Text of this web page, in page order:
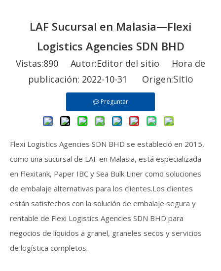
LAF Sucursal en Malasia—Flexi
Logistics Agencies SDN BHD
Vistas:890 Autor:Editor del sitio Hora de
publicación: 2022-10-31 Origen:Sitio
Preguntar
Flexi Logistics Agencies SDN BHD se estableció en 2015,
como una sucursal de LAF en Malasia, está especializada
en Flexitank, Paper IBC y Sea Bulk Liner como soluciones
de embalaje alternativas para los clientes.Los clientes
están satisfechos con la solución de embalaje segura y
rentable de Flexi Logistics Agencies SDN BHD para
negocios de líquidos a granel, graneles secos y servicios
de logística completos.